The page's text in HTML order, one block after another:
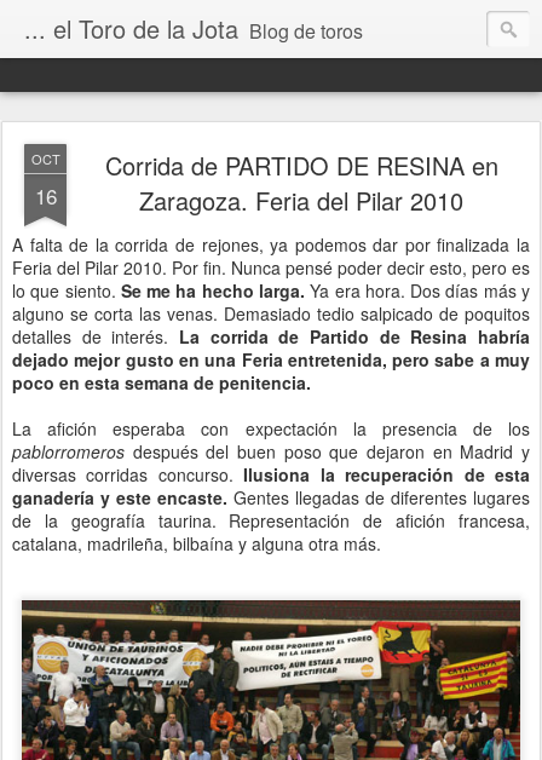
... el Toro de la Jota Blog de toros
OCT
16
Corrida de PARTIDO DE RESINA en
Zaragoza. Feria del Pilar 2010
A falta de la corrida de rejones, ya podemos dar por finalizada la
Feria del Pilar 2010. Por fin. Nunca pensé poder decir esto, pero es
lo que siento. Se me ha hecho larga. Ya era hora. Dos días más y
alguno se corta las venas. Demasiado tedio salpicado de poquitos
detalles de interés. La corrida de Partido de Resina habría
dejado mejor gusto en una Feria entretenida, pero sabe a muy
poco en esta semana de penitencia.
La afición esperaba con expectación la presencia de los
pablorromeros después del buen poso que dejaron en Madrid y
diversas corridas concurso.Ilusiona la recuperación de esta
ganadería y este encaste. Gentes llegadas de diferentes lugares
de la geografía taurina. Representación de afición francesa,
catalana, madrileña, bilbaína y alguna otra más.